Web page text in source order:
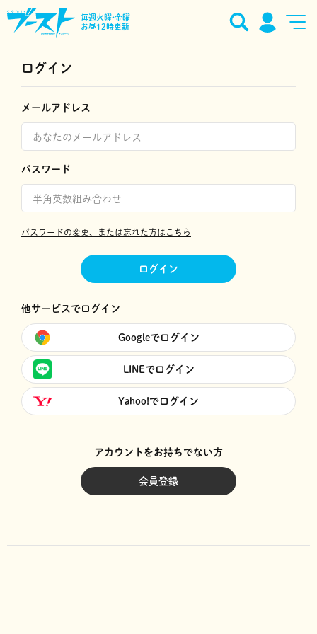
毎週火曜•金曜
お昼12時更新
ログイン
メールアドレス
パスワード
パスワードの変更、または忘れた方はこちら
ログイン
他サービスでログイン
Googleでログイン
LINEでログイン
Yahoo!でログイン
アカウントをお持ちでない方
会員登録